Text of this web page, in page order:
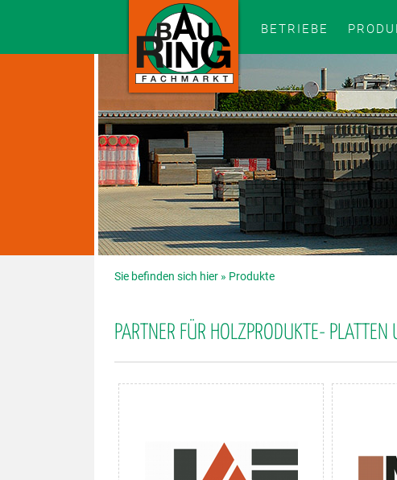
BETRIEBE
Sie befinden sich hier » Produkte
PARTNER FÜR HOLZPRODUKTE- PLATTEN